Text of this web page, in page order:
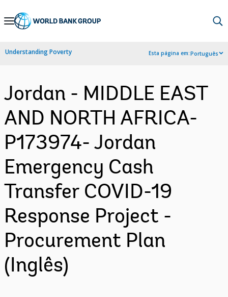
Skip
Navigation
Understanding Poverty Esta página em:Português
Jordan - MIDDLE EAST
AND NORTH AFRICA-
P173974- Jordan
Emergency Cash
Transfer COVID-19
Response Project -
Procurement Plan
(Inglês)